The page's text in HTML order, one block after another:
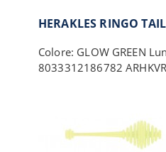
HERAKLES RINGO
Colore: GLOW GREEN
8033312186782